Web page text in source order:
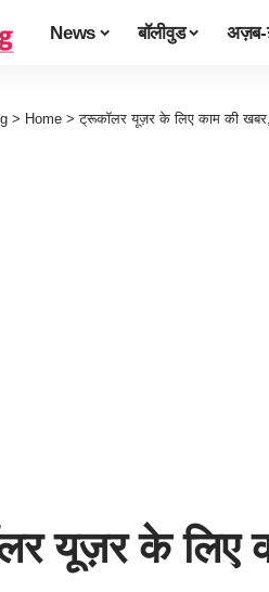
News बॉलीवुड अज़ब-
> Home >ट्रूकॉलर यूज़र के लिए काम की
यूज़र के लिए